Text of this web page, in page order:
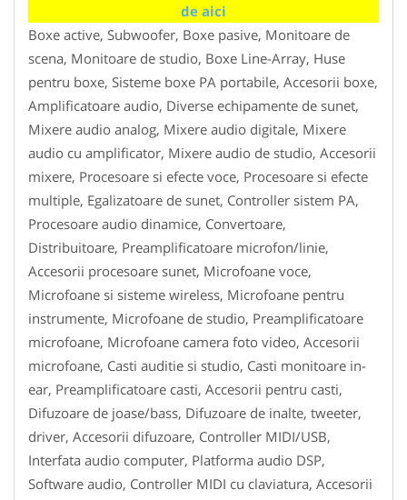
de aici
Boxe active, Subwoofer, Boxe pasive, Monitoare de
scena, Monitoare de studio, Boxe Line-Array, Huse
pentru boxe, Sisteme boxe PA portabile, Accesorii boxe,
Amplificatoare audio, Diverse echipamente de sunet,
Mixere audio analog, Mixere audio digitale, Mixere
audio cu amplificator, Mixere audio de studio, Accesorii
mixere, Procesoare si efecte voce, Procesoare si efecte
multiple, Egalizatoare de sunet, Controller sistem PA,
Procesoare audio dinamice, Convertoare,
Distribuitoare, Preamplificatoare microfon/linie,
Accesorii procesoare sunet, Microfoane voce,
Microfoane si sisteme wireless, Microfoane pentru
instrumente, Microfoane de studio, Preamplificatoare
microfoane, Microfoane camera foto video, Accesorii
microfoane, Casti auditie si studio, Casti monitoare in-
ear, Preamplificatoare casti, Accesorii pentru casti,
Difuzoare de joase/bass, Difuzoare de inalte, tweeter,
driver, Accesorii difuzoare, Controller MIDI/USB,
Interfata audio computer, Platforma audio DSP,
Software audio, Controller MIDI cu claviatura, Accesorii